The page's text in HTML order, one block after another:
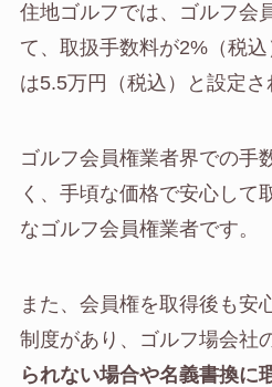
住地ゴルフでは、ゴルフ会
て、取扱手数料が2%（税
は5.5万円（税込）と設定さ
ゴルフ会員権業者界での手
く、手頃な価格で安心して
なゴルフ会員権業者です。
また、会員権を取得後も安
制度があり、ゴルフ場会社
られない場合や名義書換に